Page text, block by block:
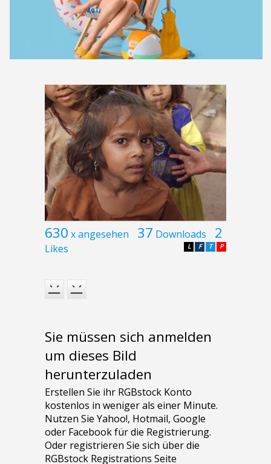
630 x angesehen 37 Downloads 2
Likes P
T
F
L
Sie müssen sich anmelden
um dieses Bild
herunterzuladen